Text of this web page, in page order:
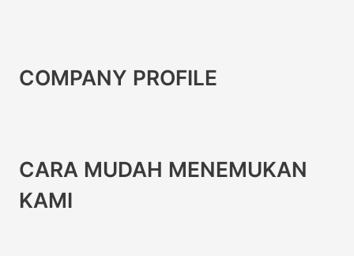
COMPANY PROFILE
CARA MUDAH MENEMUKAN
KAMI